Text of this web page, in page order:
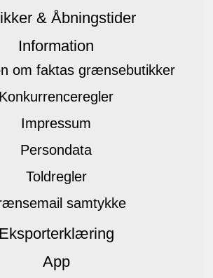
& Åbningstider
Information
om faktas grænsebutikker
Konkurrenceregler
Impressum
Persondata
Toldregler
samtykke
Eksporterklæring
App